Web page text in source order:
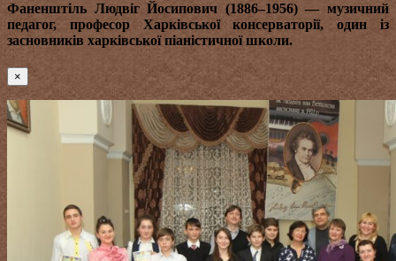
Фаненштіль Людвіг Йосипович (1886–1956)— музичний
педагог, професор Харківської консерваторії, один із
засновників харківської піаністичної школи.
×